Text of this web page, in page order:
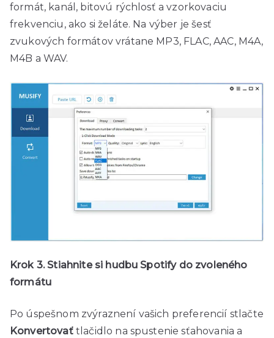
formát, kanál, bitovú rýchlosť a vzorkovaciu
frekvenciu, ako si želáte. Na výber je šesť
zvukových formátov vrátane MP3, FLAC, AAC, M4A,
M4B a WAV.
Krok 3. Stiahnite si hudbu Spotify do zvoleného
formátu
Po úspešnom zvýraznení vašich preferencií stlačte
Konvertovaťtlačidlo na spustenie sťahovania a